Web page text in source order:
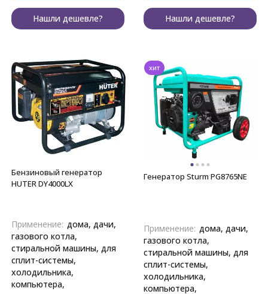
Нашли дешевле? Нашли дешевле?
Бензиновый генератор
HUTER DY4000LX
Применение: дома, дачи,
газового котла,
стиральной машины, для
сплит-системы,
холодильника,
компьютера,
хит
Генератор Sturm PG8765NE
Применение: дома, дачи,
газового котла,
стиральной машины, для
сплит-системы,
холодильника,
компьютера,